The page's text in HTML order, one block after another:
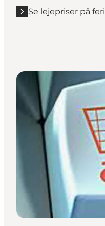
Se lejepriser på